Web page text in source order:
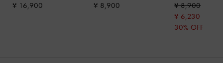
ブラックパテント
¥ 16,900 ¥ 8,900
チャー
¥ 8,900
¥ 6,230
30% OFF